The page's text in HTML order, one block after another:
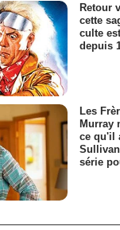
Retour
cette
culte
depuis
Les
Murray
ce qu'il
série